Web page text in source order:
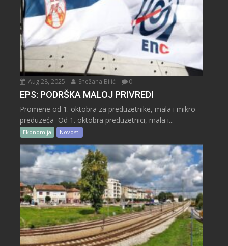
Aug 28, 2025 Snežana Bilić 0
EPS: PODRŠKA MALOJ PRIVREDI
Promene od 1. oktobra za preduzetnike, mala i mikro
preduzeća Od 1. oktobra preduzetnici, mala i...
Ekonomija Novosti